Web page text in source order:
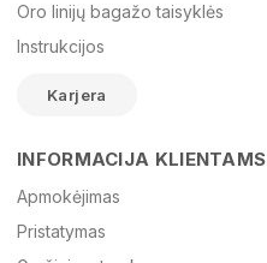
El. paštas
Žinutė
Oro linijų bagažo taisyklės
Instrukcijos
Karjera
INFORMACIJA KLIENTAMS
Apmokėjimas
Pristatymas